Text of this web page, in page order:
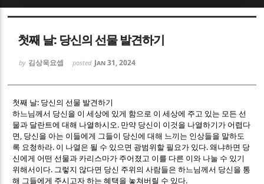
첫째 날: 당신의 선물 발견하기
by 김상욱요셉 posted Jan 31, 2024
첫째 날: 당신의 선물 발견하기
하느님께서 당신을 이 세상에 있게 함으로 이 세상에 주고 있는 모든 선
물과 달란트에 대해 나열하시오 . 만약 당신이 이것을 나열하기가 어렵다
면 , 당신을 아는 이들에게 그들이 당신에 대해 느끼는 인상들을 말하도
록 요청하라. 이 나열은 될 수 있으면 광범위할 필요가 있다.왜냐하면 당
신에게 어떤 선물과 카리스마가 주어졌고 이를 다른 이와 나눌 수 있기
위해서이다. 그렇지 않다면 당신 주위의 사람들은 하느님께서 당신을 통
해 그들에게 주시고자 하는 혜택을 놓쳐버릴 수 있다.
Sketchbook5, 스케치북5
Sketchbook5, 스케치북5
Sketchbook5, 스케치북5
Sketchbook5, 스케치북5